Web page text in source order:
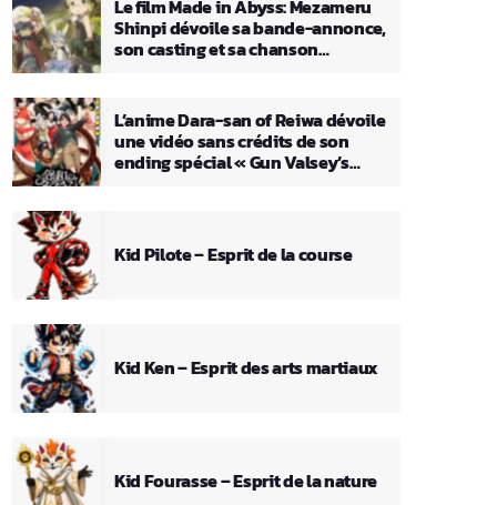
Le film Made in Abyss: Mezameru
Shinpi dévoile sa bande-annonce,
son casting et sa chanson
L’anime Dara-san of Reiwa dévoile
une vidéo sans crédits de son
ending spécial « Gun Valsey’s
Kid Pilote – Esprit de la course
Kid Ken – Esprit des arts martiaux
Kid Fourasse – Esprit de la nature